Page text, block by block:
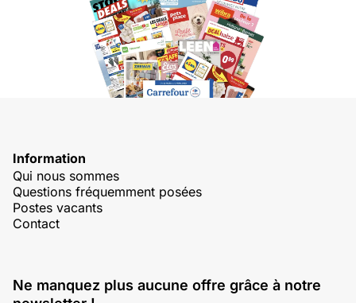
Information
Qui nous sommes
Questions fréquemment posées
Postes vacants
Contact
Ne manquez plus aucune offre grâce à notre